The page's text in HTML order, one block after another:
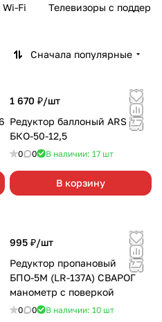
Fi Телевизоры с
Сначала популярные
1 670 ₽/шт
Редуктор баллоный ARS
БКО-50-12,5
0 0 В наличии: 17 шт
В корзину
995 ₽/шт
Редуктор пропановый
БПО-5М (LR-137A) СВАРОГ
манометр с поверкой
0 0 В наличии: 10 шт